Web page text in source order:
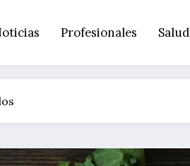
Profesionales Salud